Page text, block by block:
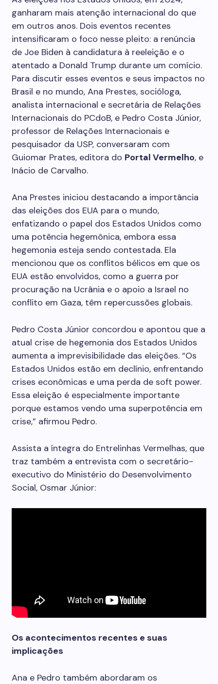
ganharam mais atenção internacional do que
em outros anos. Dois eventos recentes
intensificaram o foco nesse pleito: a renúncia
de Joe Biden à candidatura à reeleição e o
atentado a Donald Trump durante um comício.
Para discutir esses eventos e seus impactos no
Brasil e no mundo, Ana Prestes, socióloga,
analista internacional e secretária de Relações
Internacionais do PCdoB, e Pedro Costa Júnior,
professor de Relações Internacionais e
pesquisador da USP, conversaram com
Guiomar Prates, editora do Portal Vermelho, e
Inácio de Carvalho.
Ana Prestes iniciou destacando a importância
das eleições dos EUA para o mundo,
enfatizando o papel dos Estados Unidos como
uma potência hegemônica, embora essa
hegemonia esteja sendo contestada. Ela
mencionou que os conflitos bélicos em que os
EUA estão envolvidos, como a guerra por
procuração na Ucrânia e o apoio a Israel no
conflito em Gaza, têm repercussões globais.
Pedro Costa Júnior concordou e apontou que a
atual crise de hegemonia dos Estados Unidos
aumenta a imprevisibilidade das eleições. “Os
Estados Unidos estão em declínio, enfrentando
crises econômicas e uma perda de soft power.
Essa eleição é especialmente importante
porque estamos vendo uma superpotência em
crise,” afirmou Pedro.
Assista a íntegra do Entrelinhas Vermelhas, que
traz também a entrevista com o secretário-
executivo do Ministério do Desenvolvimento
Social, Osmar Júnior:
Os acontecimentos recentes e suas
implicações
Ana e Pedro também abordaram os